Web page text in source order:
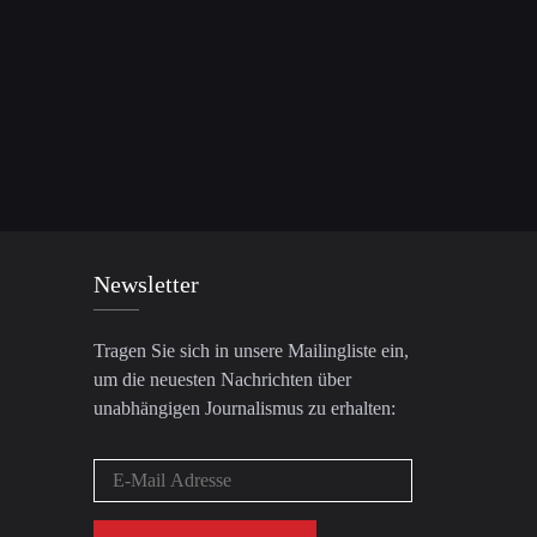
Newsletter
Tragen Sie sich in unsere Mailingliste ein,
um die neuesten Nachrichten über
unabhängigen Journalismus zu erhalten: